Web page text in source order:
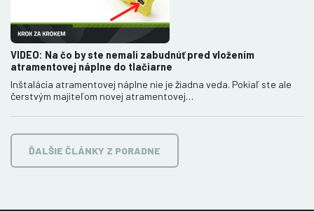
VIDEO: Na čo by ste nemali zabudnúť pred vložením
atramentovej náplne do tlačiarne
Inštalácia atramentovej náplne nie je žiadna veda. Pokiaľ ste ale
čerstvým majiteľom novej atramentovej…
ĎALŠIE ČLÁNKY Z PORADNE